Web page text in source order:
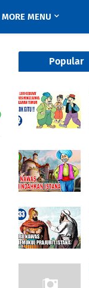
MORE MENU
Popular